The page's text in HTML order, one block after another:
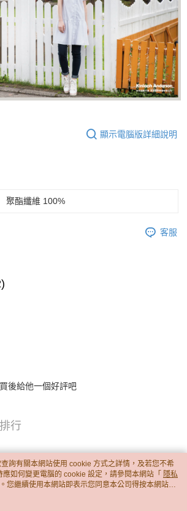
顯示電腦版詳細說明
聚酯纖維 100%
客服
後給他一個好評吧
行
詢有關本網站使用 cookie 方式之詳情，及若您不希
如何變更電腦的 cookie 設定，請參閱本網站「 隱私
您繼續使用本網站即表示您同意本公司得按本網站使
cookie。